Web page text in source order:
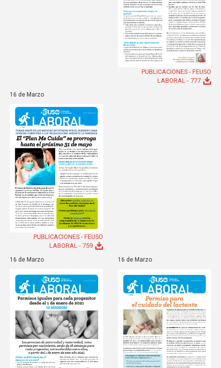
PUBLICACIONES - FEUSO
LABORAL - 777
16 de Marzo
PUBLICACIONES - FEUSO
LABORAL - 759
16 de Marzo 16 de Marzo